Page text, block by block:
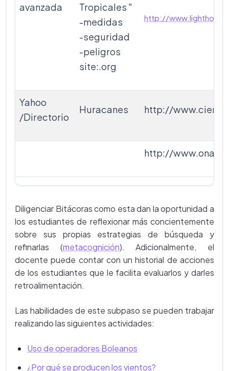
avanzada
Tropicales "
-medidas
-seguridad
-peligros
site:.org
http://
Yahoo
/Directorio
Huracanes http://
http://
Diligenciar Bitácoras como esta dan la oportunidad a
los estudiantes de reflexionar más concientemente
sobre sus propias estrategias de búsqueda y
refinarlas (metacognición). Adicionalmente, el
docente puede contar con un historial de acciones
de los estudiantes que le facilita evaluarlos y darles
retroalimentación.
Las habilidades de este subpaso se pueden trabajar
realizando las siguientes actividades:
Uso de operadores Boleanos
¿Por qué se producen los vientos?